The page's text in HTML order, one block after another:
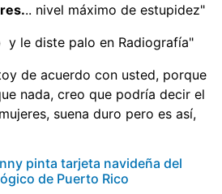
.. nivel máximo de estupidez"
y le diste palo en Radiografía"
de acuerdo con usted, porque
nada, creo que podría decir el
suena duro pero es así,
pinta tarjeta navideña del
de Puerto Rico